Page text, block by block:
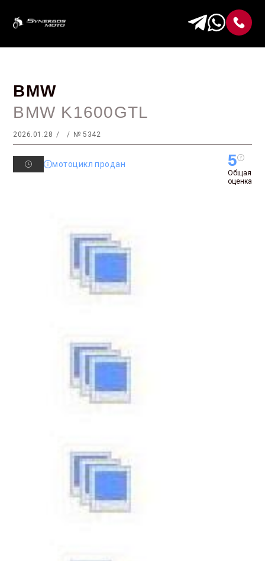
BMW
BMW K1600GTL
2026.01.28 № 5342
мотоцикл продан 5
Общая
оценка